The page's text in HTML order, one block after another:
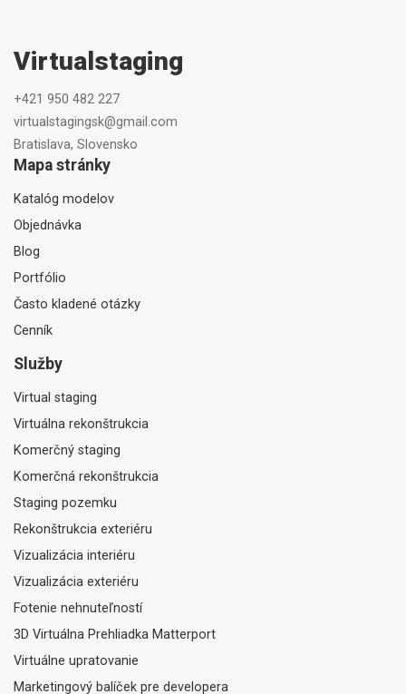
Virtualstaging
+421 950 482 227
virtualstagingsk@gmail.com
Bratislava, Slovensko
Mapa stránky
Katalóg modelov
Objednávka
Blog
Portfólio
Často kladené otázky
Cenník
Služby
Virtual staging
Virtuálna rekonštrukcia
Komerčný staging
Komerčná rekonštrukcia
Staging pozemku
Rekonštrukcia exteriéru
Vizualizácia interiéru
Vizualizácia exteriéru
Fotenie nehnuteľností
3D Virtuálna Prehliadka Matterport
Virtuálne upratovanie
Marketingový balíček pre developera